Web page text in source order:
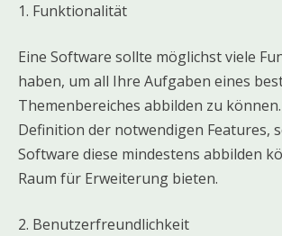
1. Funktionalität
Eine Software sollte möglichst viele
haben, um all Ihre Aufgaben eines
Themenbereiches abbilden zu können.
Definition der notwendigen Features,
Software diese mindestens abbilden
Raum für Erweiterung bieten.
2. Benutzerfreundlichkeit